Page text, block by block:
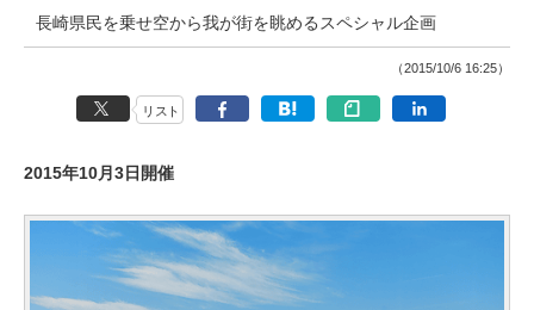
長崎県民を乗せ空から我が街を眺めるスペシャル企画
（2015/10/6 16:25）
リスト
2015年10月3日開催